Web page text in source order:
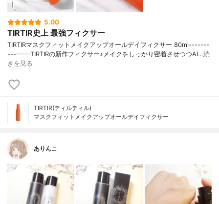
5.00
TIRTIR史上 最強フィクサー
TIRTIRマスクフィットメイクアップオールデイフィクサー 80ml-------
--------TIRTIRの新作フィクサー♪メイクをしっかり密着させつつAI…続
きを見る
TIRTIR(ティルティル)
マスクフィットメイクアップオールデイフィクサー
ありんこ